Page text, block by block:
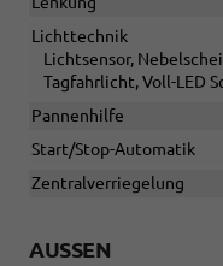
Lichttechnik
Lichtsensor,
Tagfahrlicht, Voll-LED
Pannenhilfe
Start/Stop-Automatik
Zentralverriegelung
AUSSEN